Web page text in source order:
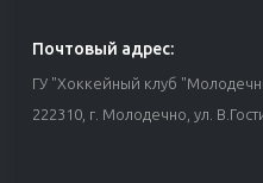
Почтовый адрес:
ГУ "Хоккейный клуб
222310, г. Молодечно, ул.